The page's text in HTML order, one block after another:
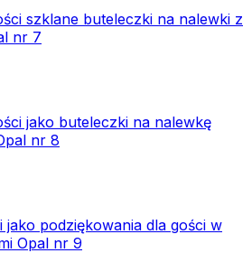
szklane buteleczki na nalewki z
nr 7
jako buteleczki na nalewkę
nr 8
jako podziękowania dla gości w
Opal nr 9